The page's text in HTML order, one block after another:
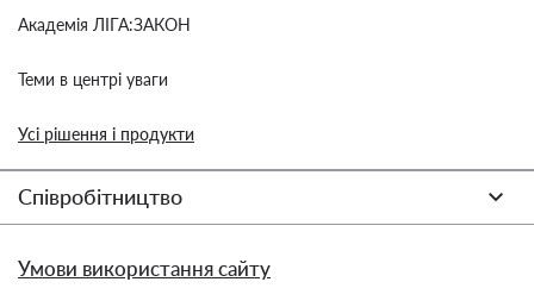
Академія ЛІГА:ЗАКОН
Теми в центрі уваги
Усі рішення і продукти
Співробітництво
Умови використання сайту